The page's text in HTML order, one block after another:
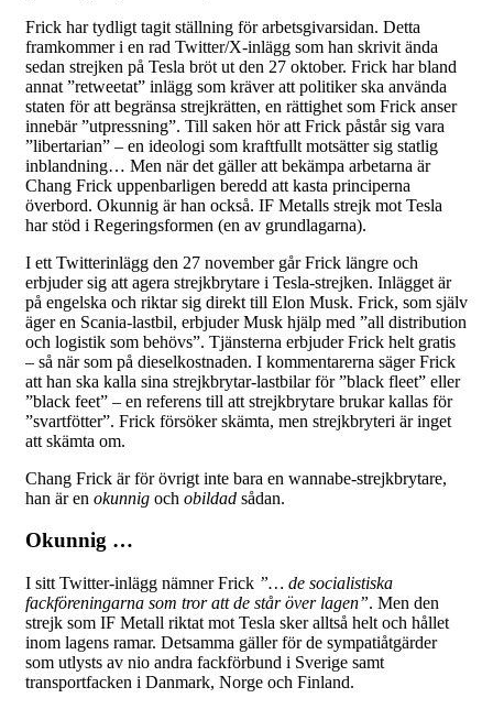
Frick har tydligt tagit ställning för arbetsgivarsidan. Detta
framkommer i en rad Twitter/X-inlägg som han skrivit ända
sedan strejken på Tesla bröt ut den 27 oktober. Frick har bland
annat ”retweetat” inlägg som kräver att politiker ska använda
staten för att begränsa strejkrätten, en rättighet som Frick anser
innebär ”utpressning”. Till saken hör att Frick påstår sig vara
”libertarian” – en ideologi som kraftfullt motsätter sig statlig
inblandning… Men när det gäller att bekämpa arbetarna är
Chang Frick uppenbarligen beredd att kasta principerna
överbord. Okunnig är han också. IF Metalls strejk mot Tesla
har stöd i Regeringsformen (en av grundlagarna).
I ett Twitterinlägg den 27 november går Frick längre och
erbjuder sig att agera strejkbrytare i Tesla-strejken. Inlägget är
på engelska och riktar sig direkt till Elon Musk. Frick, som själv
äger en Scania-lastbil, erbjuder Musk hjälp med ”all distribution
och logistik som behövs”. Tjänsterna erbjuder Frick helt gratis
– så när som på dieselkostnaden. I kommentarerna säger Frick
att han ska kalla sina strejkbrytar-lastbilar för ”black fleet” eller
”black feet” – en referens till att strejkbrytare brukar kallas för
”svartfötter”. Frick försöker skämta, men strejkbryteri är inget
att skämta om.
Chang Frick är för övrigt inte bara en wannabe-strejkbrytare,
han är en okunnig och obildad sådan.
Okunnig …
I sitt Twitter-inlägg nämner Frick ”… de socialistiska
fackföreningarna som tror att de står över lagen”. Men den
strejk som IF Metall riktat mot Tesla sker alltså helt och hållet
inom lagens ramar. Detsamma gäller för de sympatiåtgärder
som utlysts av nio andra fackförbund i Sverige samt
transportfacken i Danmark, Norge och Finland.